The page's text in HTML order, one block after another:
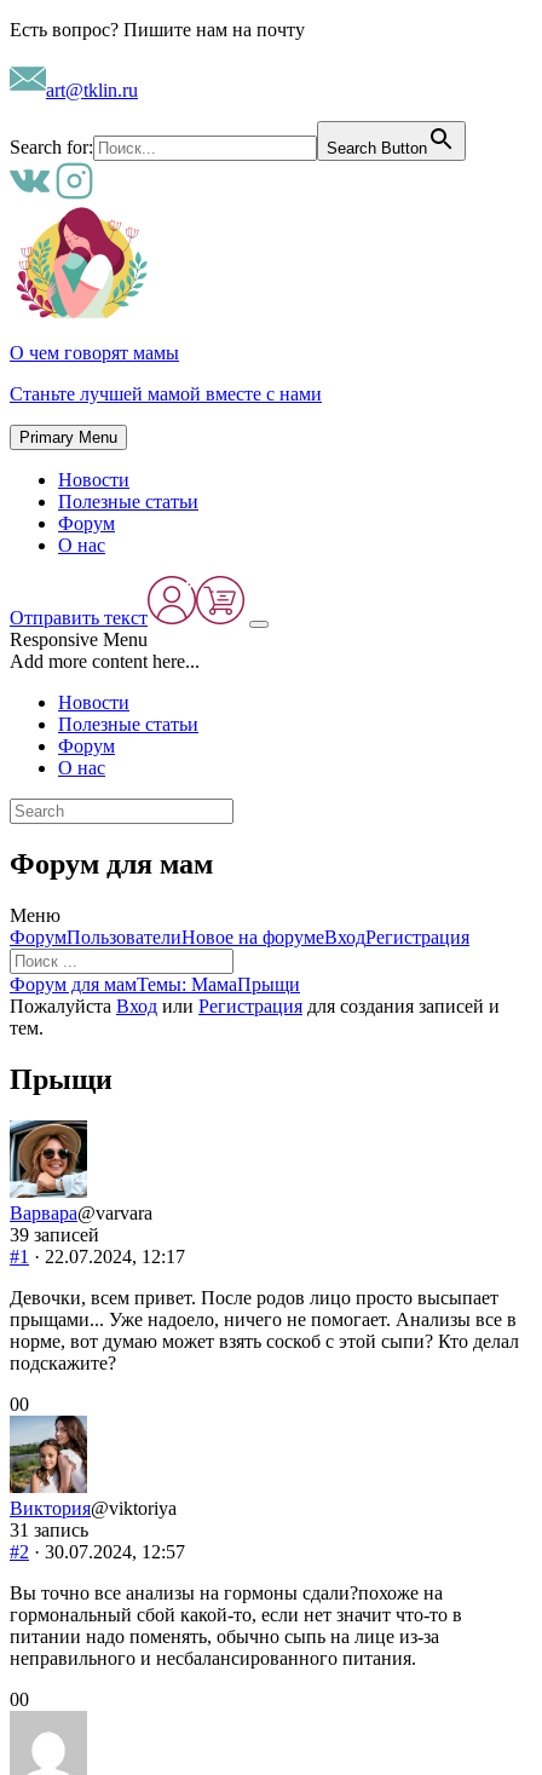
Skip
content
Есть вопрос? Пишите нам на почту
art@tklin.ru
Search for: Search Button
О чем говорят мамы
Станьте лучшей мамой вместе с нами
Primary Menu
Новости
Полезные статьи
Форум
О нас
Отправить текст
Responsive Menu
Add more content here...
Новости
Полезные статьи
Форум
О нас
Форум для мам
Меню
Навигация
Форума
ФорумПользователиНовое на форумеВходРегистрация
Форум
breadcrumbs
-
здесь:
Форум для мамТемы: МамаПрыщи
Пожалуйста Вход или Регистрация для создания записей и
тем.
Прыщи
Варвара@varvara
39 записей
#1 · 22.07.2024, 12:17
Девочки, всем привет. После родов лицо просто высыпает
прыщами... Уже надоело, ничего не помогает. Анализы все в
норме, вот думаю может взять соскоб с этой сыпи? Кто делал
подскажите?
Голосуйте
-
палец
вниз.
0Голосуйте
-
палец
вверх.
0
Виктория@viktoriya
31 запись
#2 · 30.07.2024, 12:57
Вы точно все анализы на гормоны сдали?похоже на
гормональный сбой какой-то, если нет значит что-то в
питании надо поменять, обычно сыпь на лице из-за
неправильного и несбалансированного питания.
Голосуйте
палец
вниз.
0Голосуйте
палец
вверх.
0